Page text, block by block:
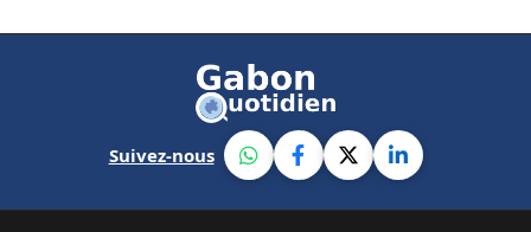
Suivez-nous